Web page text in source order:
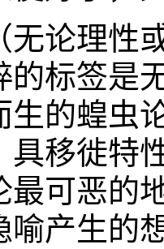
无论理性
的标签是
生的蝗虫
具移徙特
最可恶的
喻产生的